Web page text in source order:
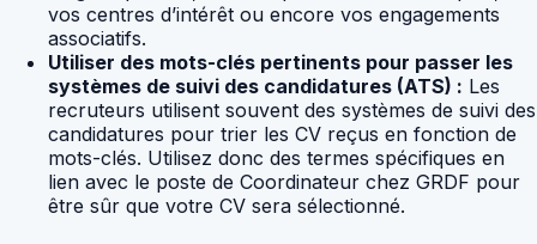
vos centres d’intérêt ou encore vos engagements
associatifs.
Utiliser des mots-clés pertinents pour passer les
systèmes de suivi des candidatures (ATS) : Les
recruteurs utilisent souvent des systèmes de suivi des
candidatures pour trier les CV reçus en fonction de
mots-clés. Utilisez donc des termes spécifiques en
lien avec le poste de Coordinateur chez GRDF pour
être sûr que votre CV sera sélectionné.